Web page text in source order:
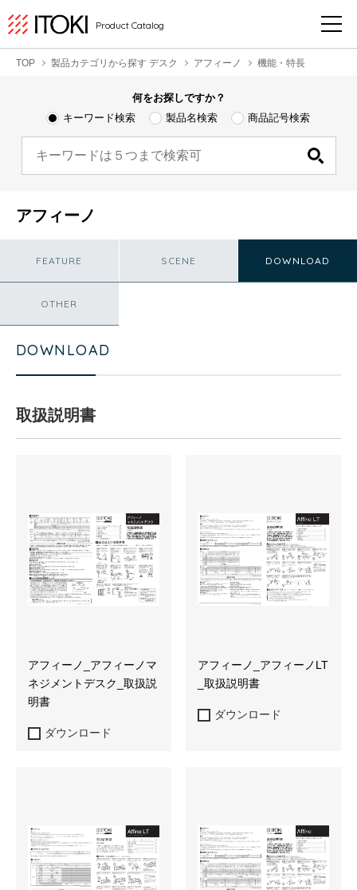
Product Catalog
TOP 製品カテゴリから探す デスク アフィーノ 機能・特長
何をお探しですか？
キーワード検索
製品名検索 商品記号検索
アフィーノ
FEATURE SCENE DOWNLOAD
OTHER
DOWNLOAD
取扱説明書
アフィーノ_アフィーノマ
ネジメントデスク_取扱説
明書
ダウンロード
アフィーノ_アフィーノLT
_取扱説明書
ダウンロード